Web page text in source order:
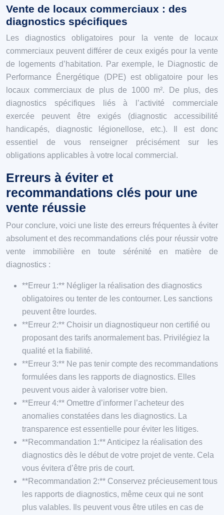
Vente de locaux commerciaux : des
diagnostics spécifiques
Les diagnostics obligatoires pour la vente de locaux
commerciaux peuvent différer de ceux exigés pour la vente
de logements d’habitation. Par exemple, le Diagnostic de
Performance Énergétique (DPE) est obligatoire pour les
locaux commerciaux de plus de 1000 m². De plus, des
diagnostics spécifiques liés à l’activité commerciale
exercée peuvent être exigés (diagnostic accessibilité
handicapés, diagnostic légionellose, etc.). Il est donc
essentiel de vous renseigner précisément sur les
obligations applicables à votre local commercial.
Erreurs à éviter et
recommandations clés pour une
vente réussie
Pour conclure, voici une liste des erreurs fréquentes à éviter
absolument et des recommandations clés pour réussir votre
vente immobilière en toute sérénité en matière de
diagnostics :
**Erreur 1:** Négliger la réalisation des diagnostics
obligatoires ou tenter de les contourner. Les sanctions
peuvent être lourdes.
**Erreur 2:** Choisir un diagnostiqueur non certifié ou
proposant des tarifs anormalement bas. Privilégiez la
qualité et la fiabilité.
**Erreur 3:** Ne pas tenir compte des recommandations
formulées dans les rapports de diagnostics. Elles
peuvent vous aider à valoriser votre bien.
**Erreur 4:** Omettre d’informer l’acheteur des
anomalies constatées dans les diagnostics. La
transparence est essentielle pour éviter les litiges.
**Recommandation 1:** Anticipez la réalisation des
diagnostics dès le début de votre projet de vente. Cela
vous évitera d’être pris de court.
**Recommandation 2:** Conservez précieusement tous
les rapports de diagnostics, même ceux qui ne sont
plus valables. Ils peuvent vous être utiles en cas de